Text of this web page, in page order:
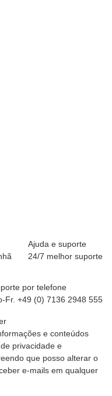
Ajuda e suporte
24/7 melhor suporte
por telefone
Fr. +49 (0) 7136 2948 555
e conteúdos
privacidade e
que posso alterar o
e-mails em qualquer